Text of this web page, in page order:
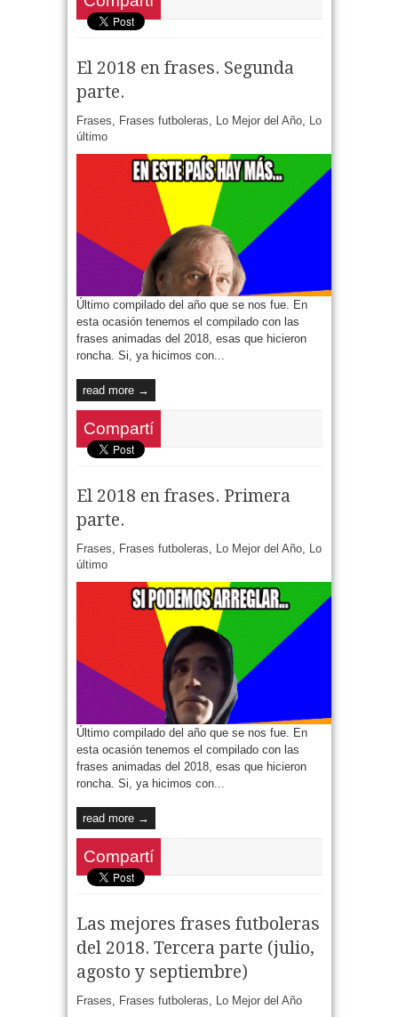
El 2018 en frases. Segunda
parte.
Frases, Frases futboleras, Lo Mejor del Año, Lo
último
Último compilado del año que se nos fue. En
esta ocasión tenemos el compilado con las
frases animadas del 2018, esas que hicieron
roncha. Si, ya hicimos con...
read more →
Compartí
El 2018 en frases. Primera
parte.
Frases, Frases futboleras, Lo Mejor del Año, Lo
último
Último compilado del año que se nos fue. En
esta ocasión tenemos el compilado con las
frases animadas del 2018, esas que hicieron
roncha. Si, ya hicimos con...
read more →
Compartí
Las mejores frases futboleras
del 2018. Tercera parte (julio,
agosto y septiembre)
Frases, Frases futboleras, Lo Mejor del Año